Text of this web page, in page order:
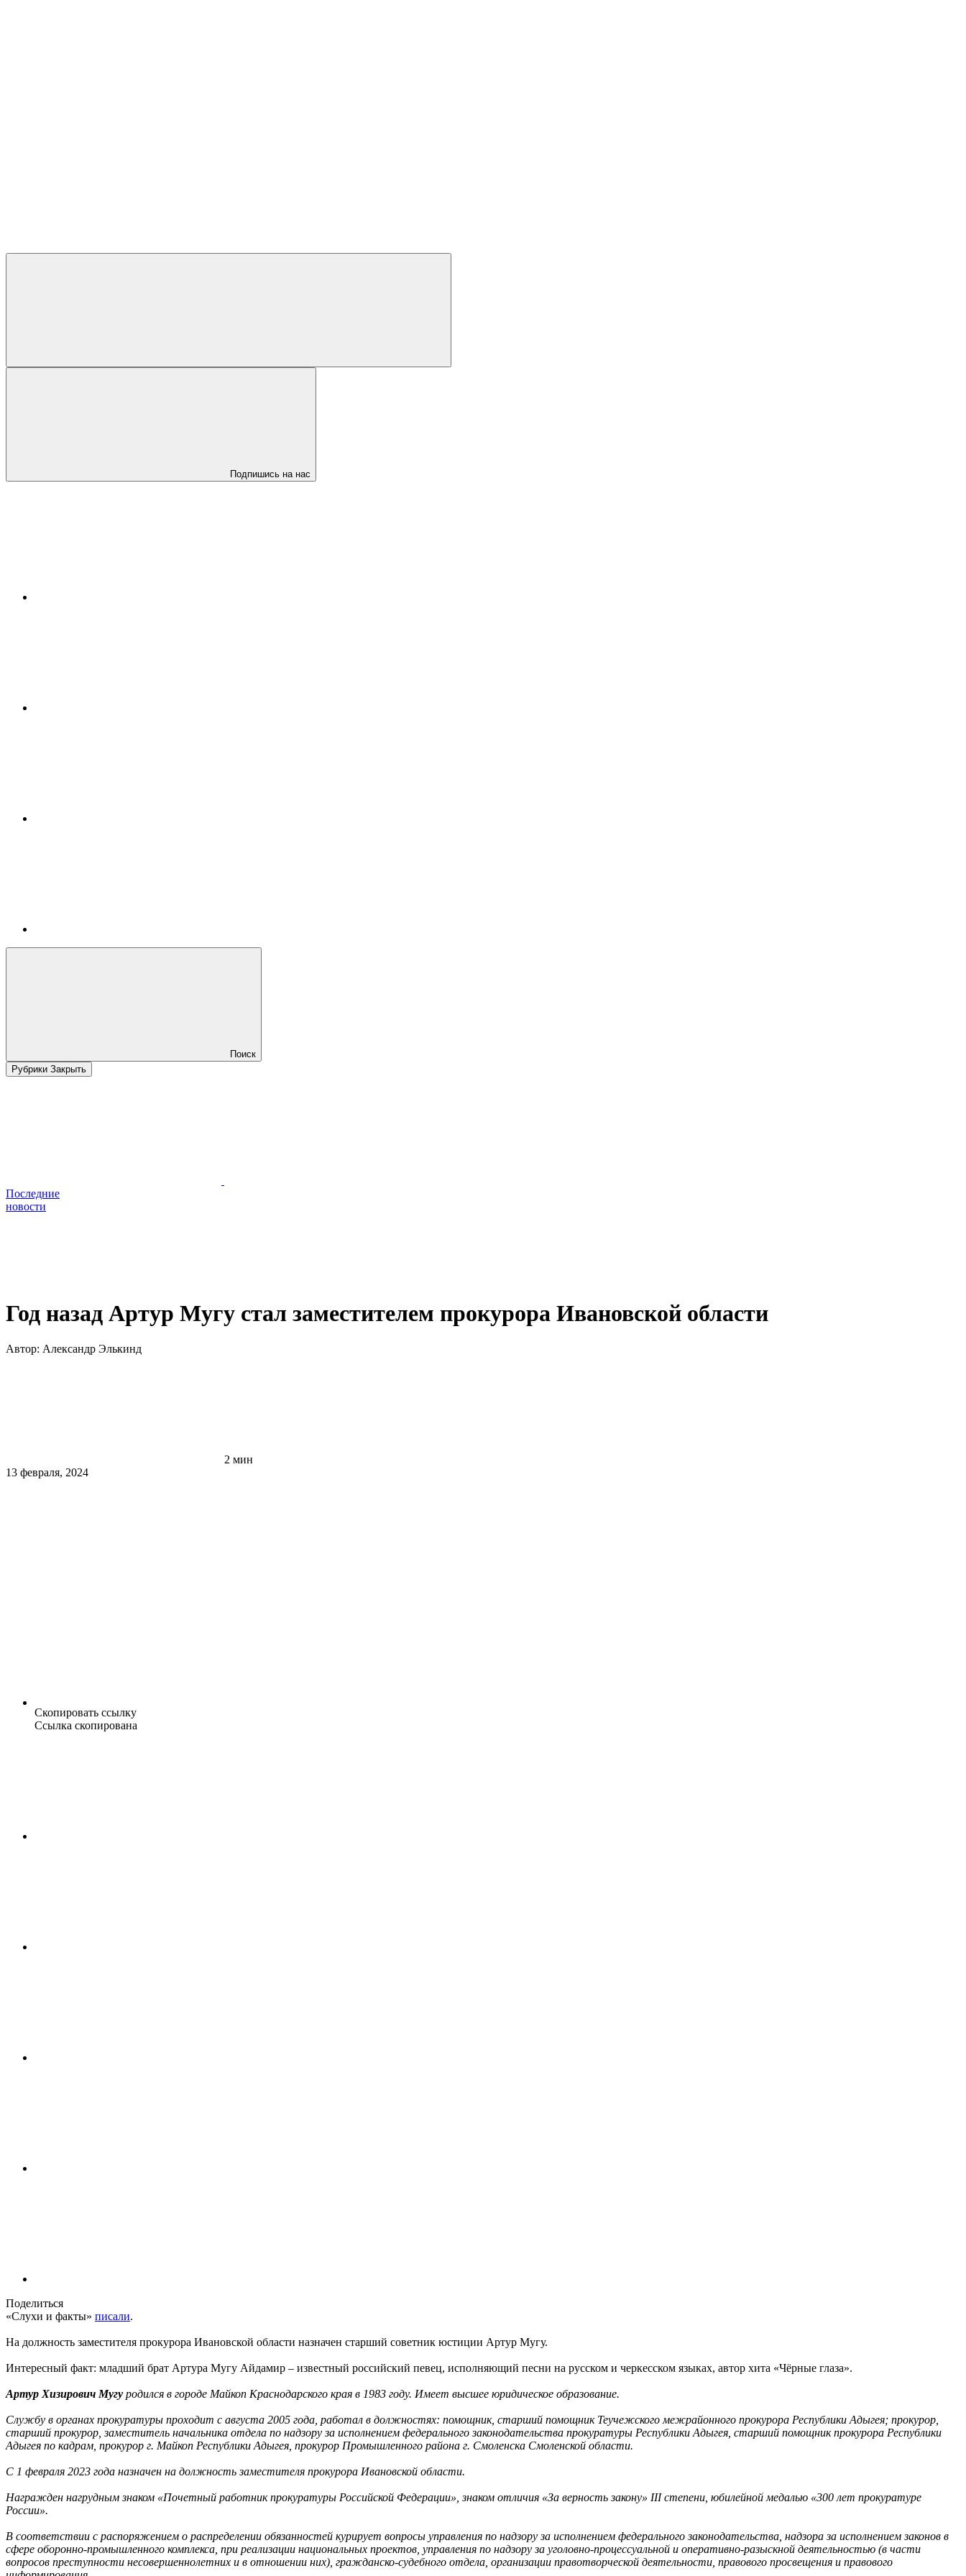
Подпишись на нас
Поиск
Рубрики Закрыть
Последние
новости
Год назад Артур Мугу стал заместителем прокурора Ивановской области
Автор: Александр Элькинд
2 мин
13 февраля, 2024
Скопировать ссылку
Ссылка скопирована
Поделиться
«Слухи и факты» писали.
На должность заместителя прокурора Ивановской области назначен старший советник юстиции Артур Мугу.
Интересный факт: младший брат Артура Мугу Айдамир – известный российский певец, исполняющий песни на русском и черкесском языках, автор хита «Чёрные глаза».
Артур Хизирович Мугу родился в городе Майкоп Краснодарского края в 1983 году. Имеет высшее юридическое образование.
Службу в органах прокуратуры проходит с августа 2005 года, работал в должностях: помощник, старший помощник Теучежского межрайонного прокурора Республики Адыгея; прокурор,
старший прокурор, заместитель начальника отдела по надзору за исполнением федерального законодательства прокуратуры Республики Адыгея, старший помощник прокурора Республики
Адыгея по кадрам, прокурор г. Майкоп Республики Адыгея, прокурор Промышленного района г. Смоленска Смоленской области.
С 1 февраля 2023 года назначен на должность заместителя прокурора Ивановской области.
Награжден нагрудным знаком «Почетный работник прокуратуры Российской Федерации», знаком отличия «За верность закону» III степени, юбилейной медалью «300 лет прокуратуре
России».
В соответствии с распоряжением о распределении обязанностей курирует вопросы управления по надзору за исполнением федерального законодательства, надзора за исполнением законов в
сфере оборонно-промышленного комплекса, при реализации национальных проектов, управления по надзору за уголовно-процессуальной и оперативно-разыскной деятельностью (в части
вопросов преступности несовершеннолетних и в отношении них), гражданско-судебного отдела, организации правотворческой деятельности, правового просвещения и правового